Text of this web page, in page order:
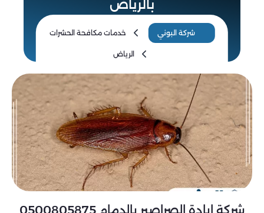
بالرياض
شركة البوني خدمات مكافحة الحشرات
الرياض
شركة ابادة الصراصير بالدمام 0500805875